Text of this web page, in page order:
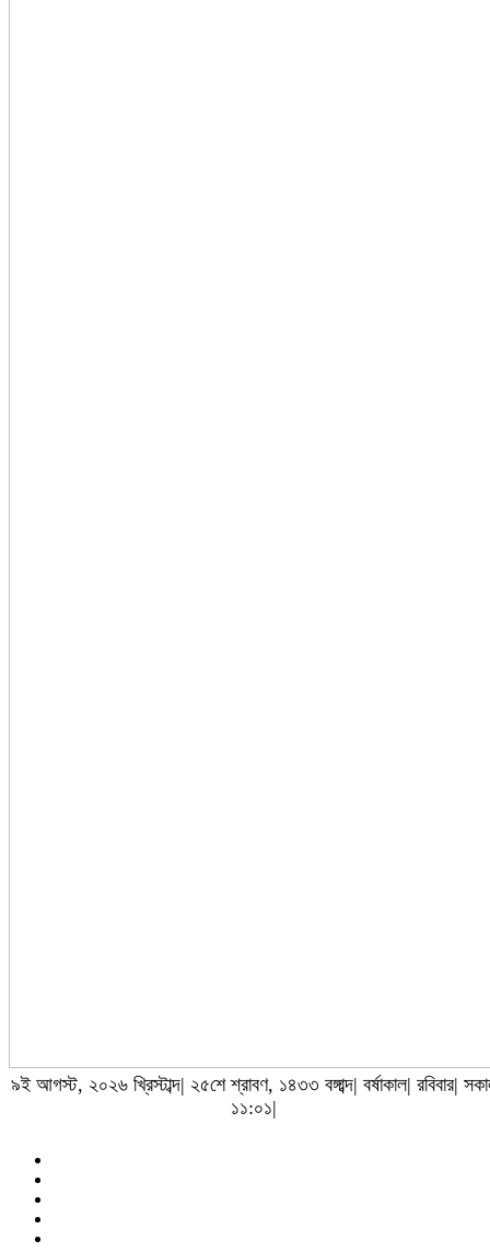
৯ই আগস্ট, ২০২৬ খ্রিস্টাব্দ| ২৫শে শ্রাবণ, ১৪৩৩ বঙ্গাব্দ| বর্ষাকাল| রবিবার|
১১:০১|